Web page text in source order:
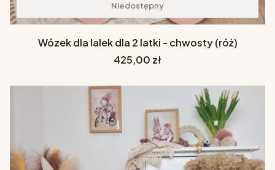
Niedostępny
Wózek dla lalek dla 2 latki - chwosty (róż)
Cena
425,00 zł